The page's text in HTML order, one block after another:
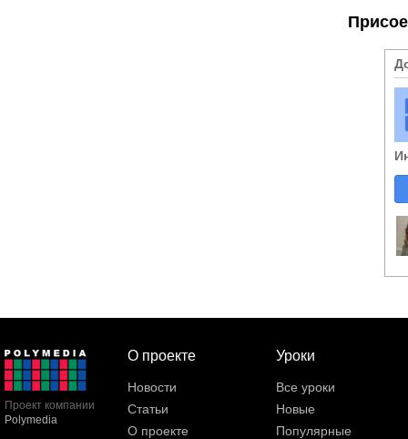
Проект компании
Polymedia
О проекте
Новости
Статьи
О проекте
Уроки
Все уроки
Новые
Популярные